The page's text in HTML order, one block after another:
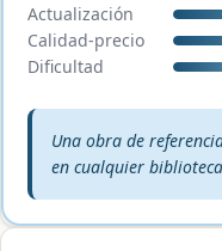
Actualización
Calidad-precio
Dificultad
Veredicto editorial:
Una obra de
en cualquier